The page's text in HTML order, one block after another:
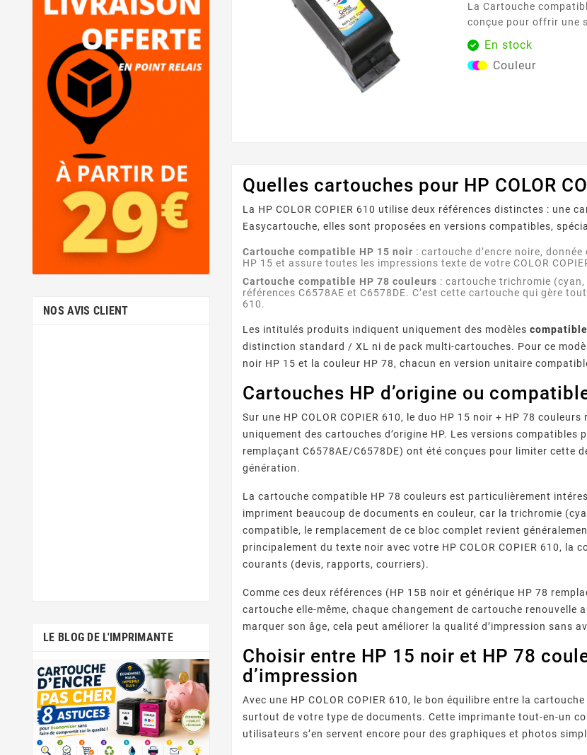
NOS AVIS CLIENT
LE BLOG DE L'IMPRIMANTE
La Cartouche compatible HP 78 couleurs est
conçue pour offrir une
utilisateurs
78 . Facile à installer,
gestes et permet de
En stock
Couleur
Quelles cartouches pour HP COLOR
La HP COLOR COPIER 610 utilise deux références distinctes : une
Easycartouche, elles sont proposées en versions compatibles,
Cartouche compatible HP 15 noir : cartouche d’encre noire,
HP 15 et assure toutes les impressions texte de votre COLOR
Cartouche compatible HP 78 couleurs : cartouche trichromie
références C6578AE et C6578DE. C’est cette cartouche qui gère
610.
Les intitulés produits indiquent uniquement des modèles
distinction standard / XL ni de pack multi-cartouches. Pour ce
noir HP 15 et la couleur HP 78, chacun en version unitaire
Cartouches HP d’origine ou
Sur une HP COLOR COPIER 610, le duo HP 15 noir + HP 78
uniquement des cartouches d’origine HP. Les versions
remplaçant C6578AE/C6578DE) ont été conçues pour limiter cette
génération.
La cartouche compatible HP 78 couleurs est particulièrement
impriment beaucoup de documents en couleur, car la trichromie
compatible, le remplacement de ce bloc complet revient
principalement du texte noir avec votre HP COLOR COPIER 610,
courants (devis, rapports, courriers).
Comme ces deux références (HP 15B noir et générique HP 78
cartouche elle-même, chaque changement de cartouche renouvelle
marquer son âge, cela peut améliorer la qualité d’impression sans
Choisir entre HP 15 noir et HP 78
d’impression
Avec une HP COLOR COPIER 610, le bon équilibre entre la
surtout de votre type de documents. Cette imprimante tout-en-un
utilisateurs s’en servent encore pour des graphiques et photos